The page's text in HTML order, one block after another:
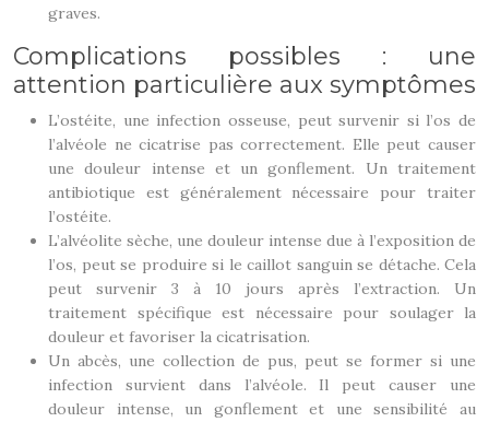
graves.
Complications possibles : une
attention particulière aux symptômes
L’ostéite, une infection osseuse, peut survenir si l’os de
l’alvéole ne cicatrise pas correctement. Elle peut causer
une douleur intense et un gonflement. Un traitement
antibiotique est généralement nécessaire pour traiter
l’ostéite.
L’alvéolite sèche, une douleur intense due à l’exposition de
l’os, peut se produire si le caillot sanguin se détache. Cela
peut survenir 3 à 10 jours après l’extraction. Un
traitement spécifique est nécessaire pour soulager la
douleur et favoriser la cicatrisation.
Un abcès, une collection de pus, peut se former si une
infection survient dans l’alvéole. Il peut causer une
douleur intense, un gonflement et une sensibilité au